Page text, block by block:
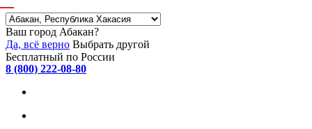
Ваш город Абакан?
Да, всё верно Выбрать другой
Бесплатный по России
8 (800) 222-08-80